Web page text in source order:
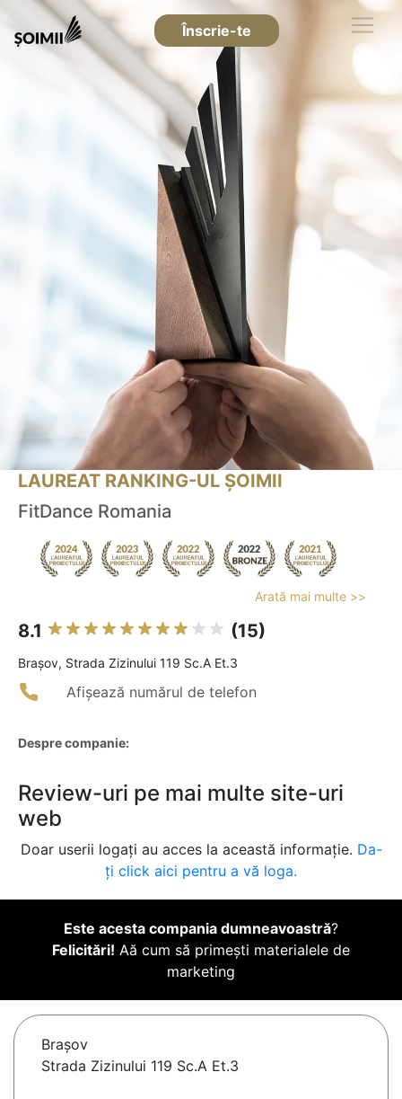
Înscrie-te
LAUREAT RANKING-UL ȘOIMII
FitDance Romania
Arată mai multe >>
8.1 (15)
Braşov, Strada Zizinului 119 Sc.A Et.3
Afișează numărul de telefon
Despre companie:
Review-uri pe mai multe site-uri
web
Doar userii logați au acces la această informație. Da-
ți click aici pentru a vă loga.
Este acesta compania dumneavoastră?
Felicitări! Aă cum să primești materialele de
marketing
Braşov
Strada Zizinului 119 Sc.A Et.3